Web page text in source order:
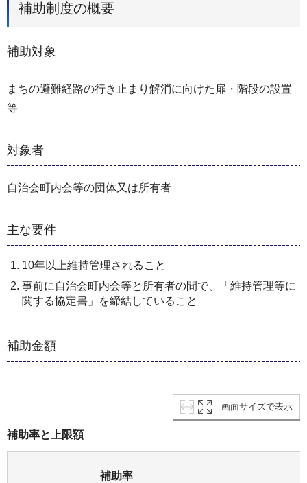
補助制度の概要
補助対象
まちの避難経路の行き止まり解消に向けた扉・階段の設置
等
対象者
自治会町内会等の団体又は所有者
主な要件
10年以上維持管理されること
事前に自治会町内会等と所有者の間で、「維持管理等に
関する協定書」を締結していること
補助金額
画面サイズで表示
補助率と上限額
補助率